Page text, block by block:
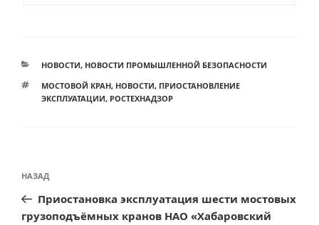
РУБРИКИ
НОВОСТИ, НОВОСТИ ПРОМЫШЛЕННОЙ БЕЗОПАСНОСТИ
МЕТКИ
МОСТОВОЙ КРАН, НОВОСТИ, ПРИОСТАНОВЛЕНИЕ
ЭКСПЛУАТАЦИИ, РОСТЕХНАДЗОР
Навигация
записям
Предыдущая
запись:
НАЗАД
Приостановка эксплуатация шести мостовых
грузоподъёмных кранов НАО «Хабаровский